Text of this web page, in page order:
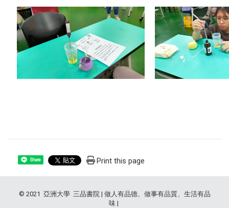
Share Print this page
© 2021 亞洲大學 三品書院 | 做人有品德、做事有品質、生活有品
味 |